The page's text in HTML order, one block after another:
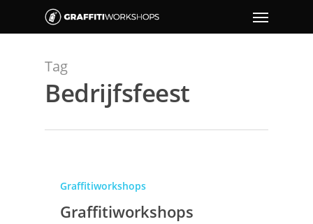
Tag
Bedrijfsfeest
Graffitiworkshops
Graffitiworkshops